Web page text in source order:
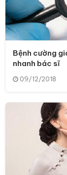
Bệnh cường
nhanh bác sĩ
09/12/2018